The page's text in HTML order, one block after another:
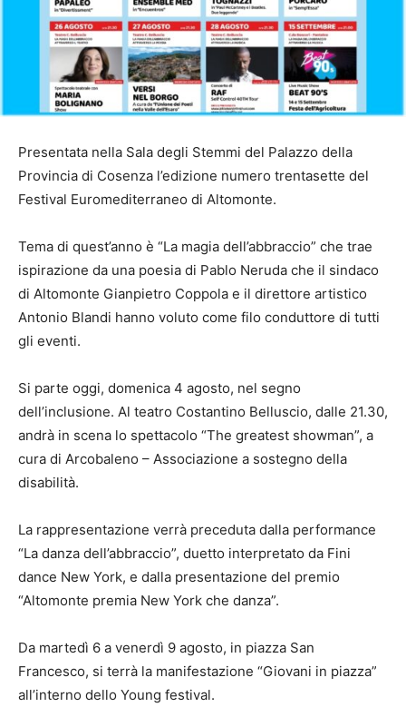
Presentata nella Sala degli Stemmi del Palazzo della
Provincia di Cosenza l’edizione numero trentasette del
Festival Euromediterraneo di Altomonte.
Tema di quest’anno è “La magia dell’abbraccio” che trae
ispirazione da una poesia di Pablo Neruda che il sindaco
di Altomonte Gianpietro Coppola e il direttore artistico
Antonio Blandi hanno voluto come filo conduttore di tutti
gli eventi.
Si parte oggi, domenica 4 agosto, nel segno
dell’inclusione. Al teatro Costantino Belluscio, dalle 21.30,
andrà in scena lo spettacolo “The greatest showman”, a
cura di Arcobaleno – Associazione a sostegno della
disabilità.
La rappresentazione verrà preceduta dalla performance
“La danza dell’abbraccio”, duetto interpretato da Fini
dance New York, e dalla presentazione del premio
“Altomonte premia New York che danza”.
Da martedì 6 a venerdì 9 agosto, in piazza San
Francesco, si terrà la manifestazione “Giovani in piazza”
all’interno dello Young festival.